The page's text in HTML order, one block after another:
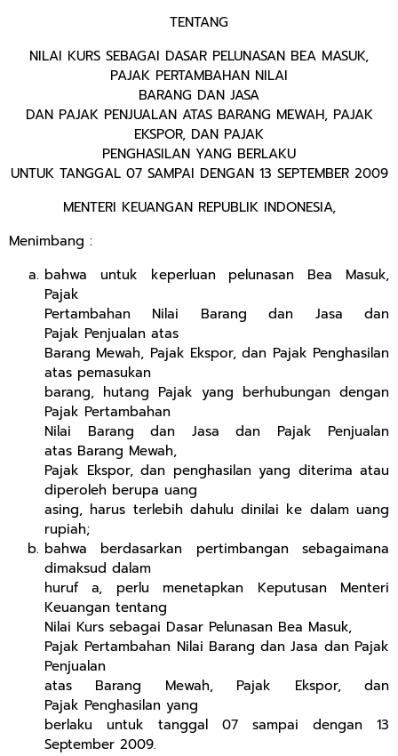
TENTANG
NILAI KURS SEBAGAI DASAR PELUNASAN BEA MASUK,
PAJAK PERTAMBAHAN NILAI
BARANG DAN JASA
DAN PAJAK PENJUALAN ATAS BARANG MEWAH, PAJAK
EKSPOR, DAN PAJAK
PENGHASILAN YANG BERLAKU
UNTUK TANGGAL 07 SAMPAI DENGAN 13 SEPTEMBER 2009
MENTERI KEUANGAN REPUBLIK INDONESIA,
Menimbang :
bahwa untuk keperluan pelunasan Bea Masuk,
Pajak
Pertambahan Nilai Barang dan Jasa dan
Pajak Penjualan atas
Barang Mewah, Pajak Ekspor, dan Pajak Penghasilan
atas pemasukan
barang, hutang Pajak yang berhubungan dengan
Pajak Pertambahan
Nilai Barang dan Jasa dan Pajak Penjualan
atas Barang Mewah,
Pajak Ekspor, dan penghasilan yang diterima atau
diperoleh berupa uang
asing, harus terlebih dahulu dinilai ke dalam uang
rupiah;
bahwa berdasarkan pertimbangan sebagaimana
dimaksud dalam
huruf a, perlu menetapkan Keputusan Menteri
Keuangan tentang
Nilai Kurs sebagai Dasar Pelunasan Bea Masuk,
Pajak Pertambahan Nilai Barang dan Jasa dan Pajak
Penjualan
atas Barang Mewah, Pajak Ekspor, dan
Pajak Penghasilan yang
berlaku untuk tanggal 07 sampai dengan 13
September 2009.